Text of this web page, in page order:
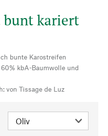
bunt kariert
bunte Karostreifen
kbA-Baumwolle und
von Tissage de Luz